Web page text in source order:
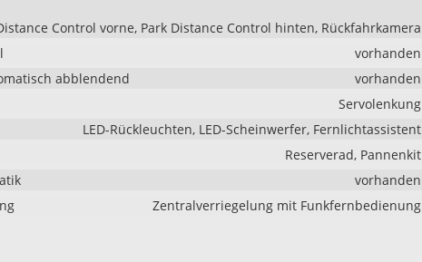
Control vorne, Park Distance Control hinten, Rückfahrkamera
vorhanden
abblendend
vorhanden
Servolenkung
LED-Rückleuchten, LED-Scheinwerfer, Fernlichtassistent
Reserverad, Pannenkit
vorhanden
Zentralverriegelung mit Funkfernbedienung